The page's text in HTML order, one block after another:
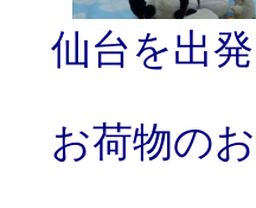
仙台を出
お荷物の